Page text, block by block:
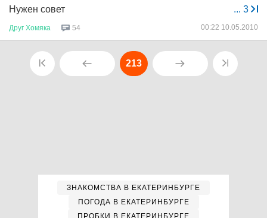
... 3
Нужен совет
Друг Хомяка 54 00:22 10.05.2010
213
ЗНАКОМСТВА В ЕКАТЕРИНБУРГЕ
ПОГОДА В ЕКАТЕРИНБУРГЕ
ПРОБКИ В ЕКАТЕРИНБУРГЕ